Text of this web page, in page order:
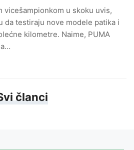
vicešampionkom u skoku uvis,
da testiraju nove modele patika i
kilometre. Naime, PUMA
članci